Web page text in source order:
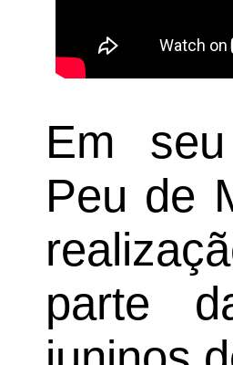
Em
Peu de
parte